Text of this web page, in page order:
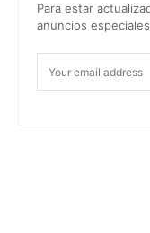
Para estar
anuncios